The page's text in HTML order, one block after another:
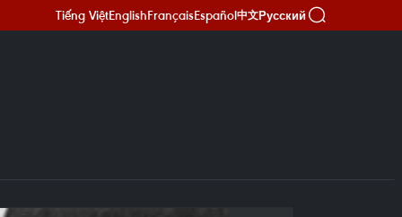
Tiếng ViệtEnglishFrançaisEspañol中文Русский